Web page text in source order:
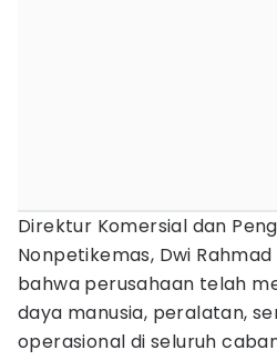
Direktur Komersial dan
Nonpetikemas, Dwi
bahwa perusahaan telah
daya manusia, peralatan,
operasional di seluruh